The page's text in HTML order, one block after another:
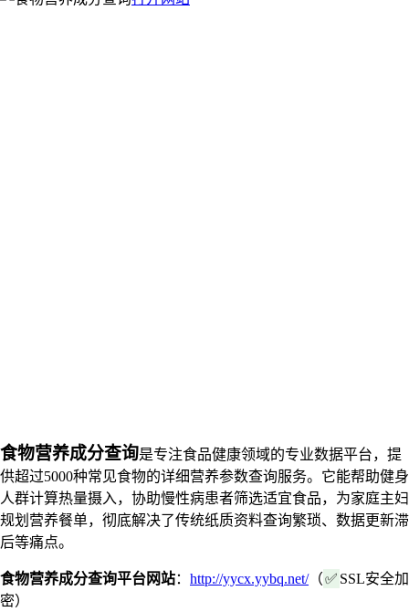
食物营养成分查询是专注食品健康领域的专业数据平台，提
供超过5000种常见食物的详细营养参数查询服务。它能帮助健身
人群计算热量摄入，协助慢性病患者筛选适宜食品，为家庭主妇
规划营养餐单，彻底解决了传统纸质资料查询繁琐、数据更新滞
后等痛点。
食物营养成分查询平台网站： http://yycx.yybq.net/（✅ SSL安全加
密）